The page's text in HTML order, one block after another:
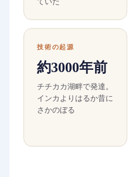
技術の起源
約3000年前
チチカカ湖畔で発達。
インカよりはるか昔に
さかのぼる